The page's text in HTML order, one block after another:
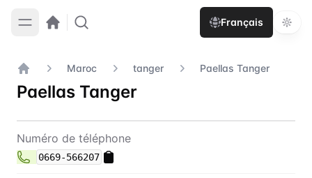
Français
Accueil
Maroc tanger Paellas Tanger
Paellas Tanger
Contact Paellas Tanger
Numéro de téléphone
0669-566207